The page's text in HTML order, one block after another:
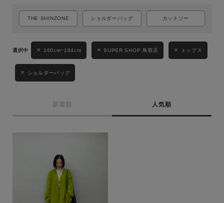
キーワード
MENS
THE SHINZONE ショルダーバッグ カットソー
160cm~164cm SUPER SHOP 鳥取店 トップス
ショルダーバッグ
新着順 人気順